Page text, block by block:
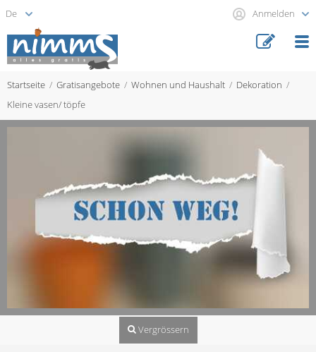
Anmelden
Startseite Gratisangebote Wohnen und Haushalt
Dekoration
Kleine vasen/ töpfe
Vergrössern